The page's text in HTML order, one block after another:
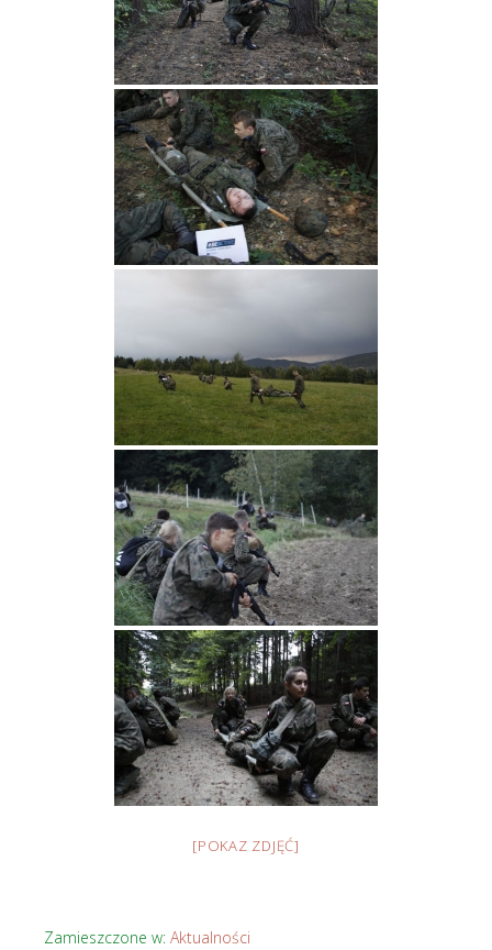
[POKAZ ZDJĘĆ]
Zamieszczone w: Aktualności